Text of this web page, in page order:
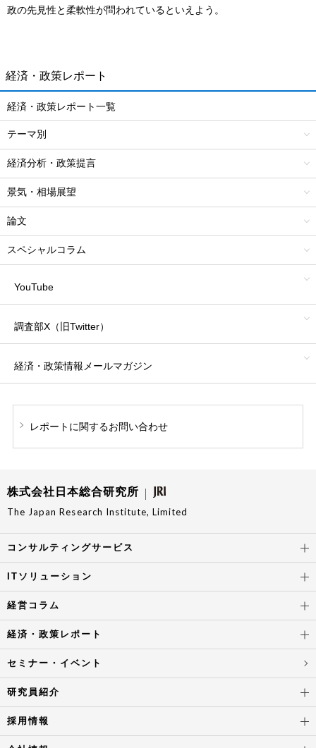
政の先見性と柔軟性が問われているといえよう。
経済・政策レポート
経済・政策レポート一覧
テーマ別
経済分析・政策提言
景気・相場展望
論文
スペシャルコラム
YouTube
調査部X（旧Twitter）
経済・政策情報 メールマガジン
レポートに関するお問い合わせ
株式会社日本総合研究所
The Japan Research Institute, Limited
コンサルティングサービス
ITソリューション
経営コラム
経済・政策レポート
セミナー・イベント
研究員紹介
採用情報